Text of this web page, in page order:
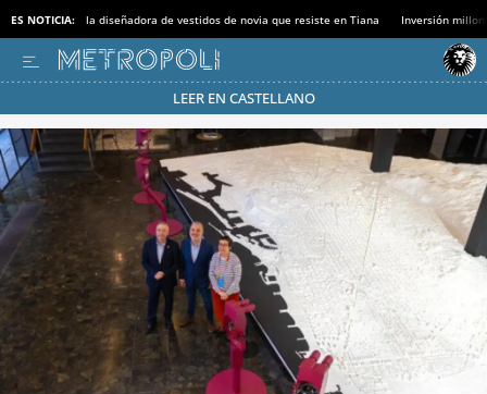
ES NOTICIA: la diseñadora de vestidos de novia que resiste en Tiana Inversión
LEER EN CASTELLANO
Pásate al MODO AHORRO